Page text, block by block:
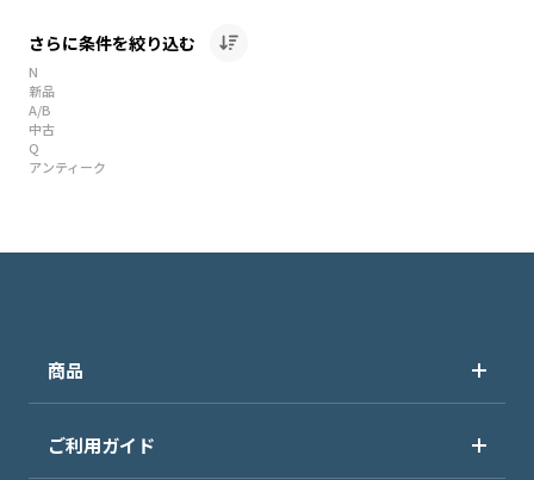
さらに条件を絞り込む
N
新品
A/B
中古
Q
アンティーク
商品
ご利用ガイド